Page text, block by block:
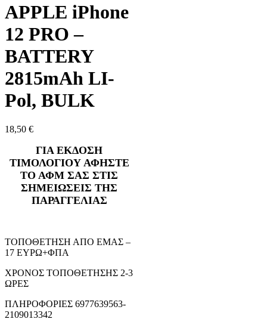
APPLE iPhone
12 PRO –
BATTERY
2815mAh LI-
Pol, BULK
18,50 €
ΓΙΑ ΕΚΔΟΣΗ
ΤΙΜΟΛΟΓΙΟΥ ΑΦΗΣΤΕ
ΤΟ ΑΦΜ ΣΑΣ ΣΤΙΣ
ΣΗΜΕΙΩΣΕΙΣ ΤΗΣ
ΠΑΡΑΓΓΕΛΙΑΣ
ΤΟΠΟΘΕΤΗΣΗ ΑΠΟ ΕΜΑΣ –
17 ΕΥΡΩ+ΦΠΑ
ΧΡΟΝΟΣ ΤΟΠΟΘΕΤΗΣΗΣ 2-3
ΩΡΕΣ
ΠΛΗΡΟΦΟΡΙΕΣ 6977639563-
2109013342